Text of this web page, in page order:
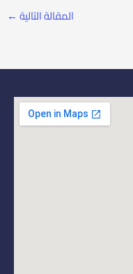
المقالة التالية ←